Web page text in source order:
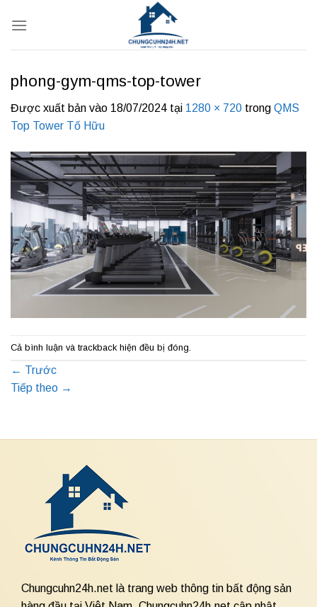
qua
phong-gym-qms-top-tower
Được xuất bản vào 18/07/2024 tại 1280 × 720 trong QMS
Top Tower Tố Hữu
Cả bình luận và trackback hiện đều bị đóng.
← Trước
Tiếp theo →
Chungcuhn24h.net là trang web thông tin bất động sản